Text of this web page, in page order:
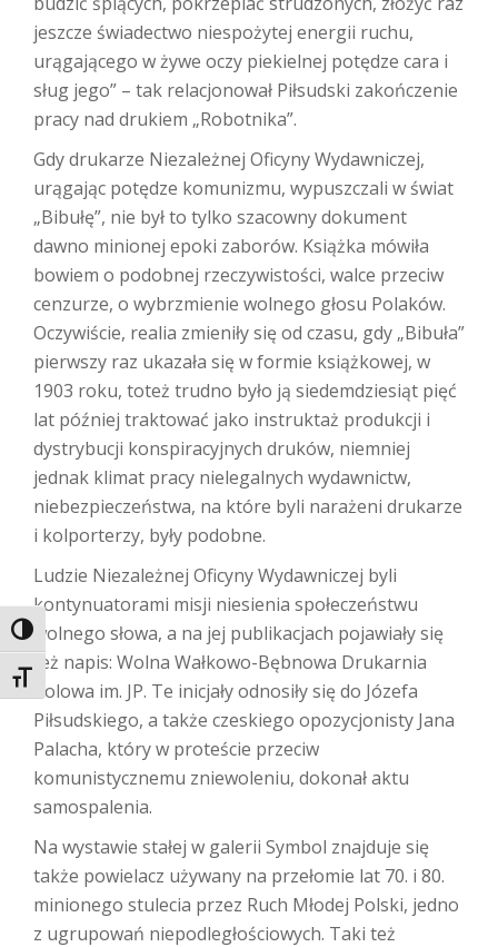
TOGGLE HIGH CONTRAST
TOGGLE FONT SIZE
jeszcze świadectwo niespożytej energii ruchu,
urągającego w żywe oczy piekielnej potędze cara i
sług jego” – tak relacjonował Piłsudski zakończenie
pracy nad drukiem „Robotnika”.
Gdy drukarze Niezależnej Oficyny Wydawniczej,
urągając potędze komunizmu, wypuszczali w świat
„Bibułę”, nie był to tylko szacowny dokument
dawno minionej epoki zaborów. Książka mówiła
bowiem o podobnej rzeczywistości, walce przeciw
cenzurze, o wybrzmienie wolnego głosu Polaków.
Oczywiście, realia zmieniły się od czasu, gdy „Bibuła”
pierwszy raz ukazała się w formie książkowej, w
1903 roku, toteż trudno było ją siedemdziesiąt pięć
lat później traktować jako instruktaż produkcji i
dystrybucji konspiracyjnych druków, niemniej
jednak klimat pracy nielegalnych wydawnictw,
niebezpieczeństwa, na które byli narażeni drukarze
i kolporterzy, były podobne.
Ludzie Niezależnej Oficyny Wydawniczej byli
kontynuatorami misji niesienia społeczeństwu
wolnego słowa, a na jej publikacjach pojawiały się
też napis: Wolna Wałkowo-Bębnowa Drukarnia
Polowa im. JP. Te inicjały odnosiły się do Józefa
Piłsudskiego, a także czeskiego opozycjonisty Jana
Palacha, który w proteście przeciw
komunistycznemu zniewoleniu, dokonał aktu
samospalenia.
Na wystawie stałej w galerii Symbol znajduje się
także powielacz używany na przełomie lat 70. i 80.
minionego stulecia przez Ruch Młodej Polski, jedno
z ugrupowań niepodległościowych. Taki też